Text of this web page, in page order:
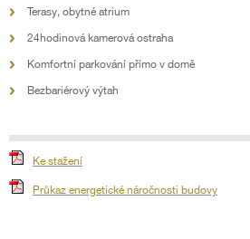
Terasy, obytné atrium
24hodinová kamerová ostraha
Komfortní parkování přímo v domě
Bezbariérový výtah
Ke stažení
Průkaz energetické náročnosti budovy